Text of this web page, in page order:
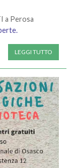
a Perosa
LEGGI TUTTO